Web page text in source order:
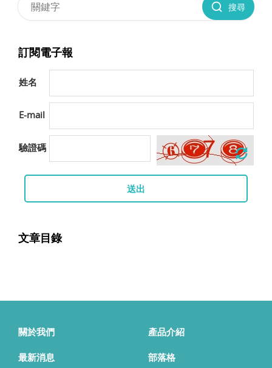
搜尋
訂閱電子報
姓名
E-mail
驗證碼
送出
文章目錄
關於我們 產品介紹
最新消息 部落格